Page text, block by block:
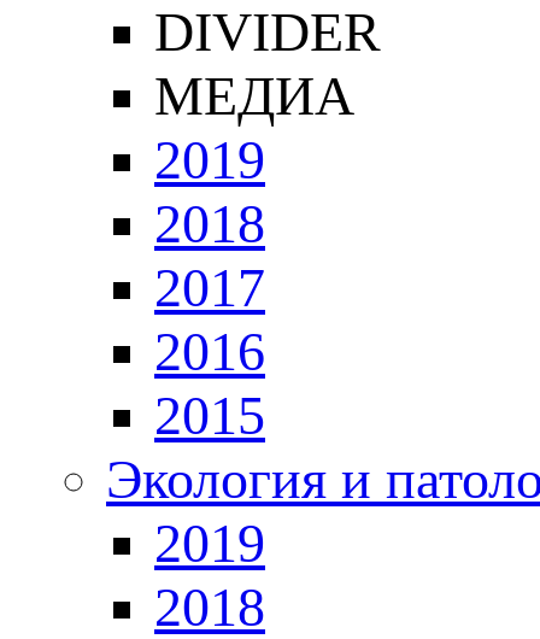
DIVIDER
МЕДИА
2019
2018
2017
2016
2015
Экология и
2019
2018